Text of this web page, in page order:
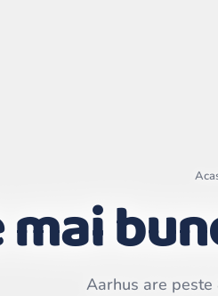
mai
Aarhus are peste